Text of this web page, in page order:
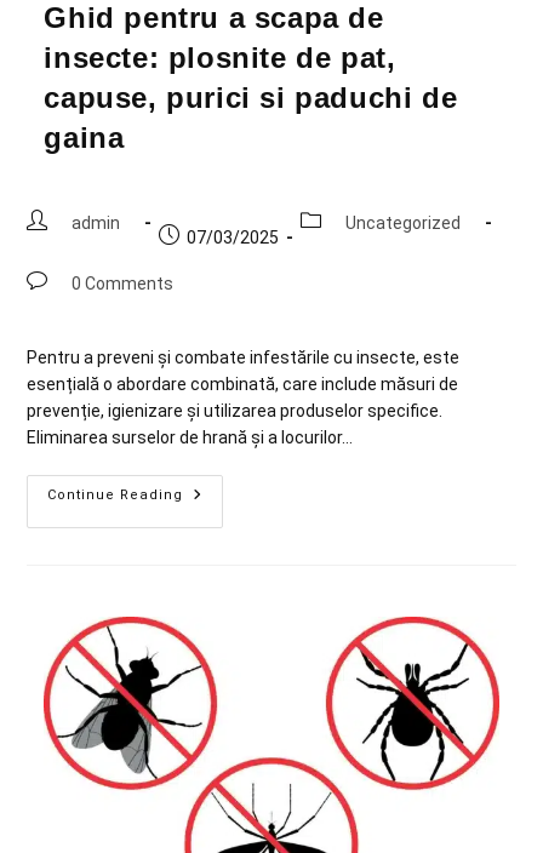
Ghid pentru a scapa de
insecte: plosnite de pat,
capuse, purici si paduchi de
gaina
admin
07/03/2025
Uncategorized
0 Comments
Pentru a preveni și combate infestările cu insecte, este
esențială o abordare combinată, care include măsuri de
prevenție, igienizare și utilizarea produselor specifice.
Eliminarea surselor de hrană și a locurilor…
Continue Reading